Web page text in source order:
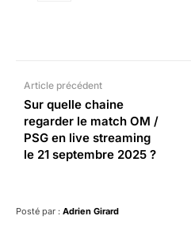
Article précédent
Sur quelle chaine
regarder le match OM /
PSG en live streaming
le 21 septembre 2025 ?
Posté par : Adrien Girard